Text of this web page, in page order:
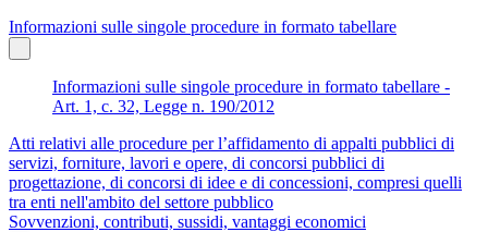
Informazioni sulle singole procedure in formato tabellare
Informazioni sulle singole procedure in formato tabellare -
Art. 1, c. 32, Legge n. 190/2012
Atti relativi alle procedure per l’affidamento di appalti pubblici di
servizi, forniture, lavori e opere, di concorsi pubblici di
progettazione, di concorsi di idee e di concessioni, compresi quelli
tra enti nell'ambito del settore pubblico
Sovvenzioni, contributi, sussidi, vantaggi economici